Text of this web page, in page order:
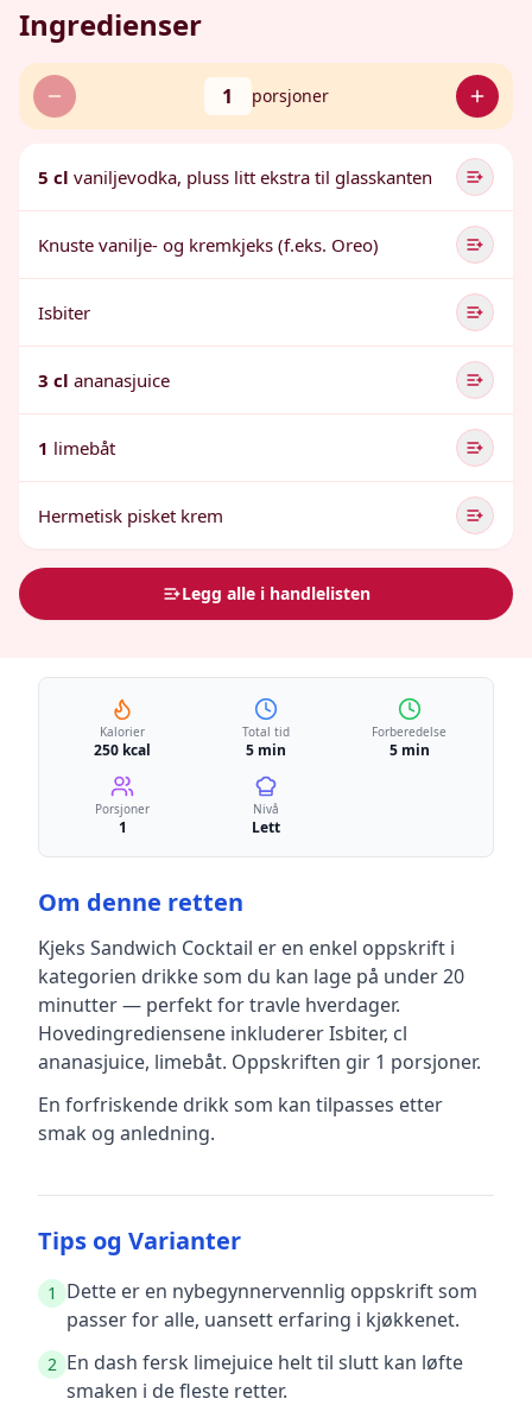
Ingredienser
1 porsjoner
5 cl vaniljevodka, pluss litt ekstra til glasskanten
Knuste vanilje- og kremkjeks (f.eks. Oreo)
Isbiter
3 cl ananasjuice
1 limebåt
Hermetisk pisket krem
Legg alle i handlelisten
Kalorier
250 kcal
Total tid
5 min
Forberedelse
5 min
Porsjoner
1
Nivå
Lett
Om denne retten
Kjeks Sandwich Cocktail er en enkel oppskrift i
kategorien drikkesom du kan lage på under 20
minutter — perfekt for travle hverdager.
Hovedingrediensene inkludererIsbiter, cl
ananasjuice, limebåt. Oppskriften gir 1 porsjoner.
En forfriskende drikk som kan tilpasses etter
smak og anledning.
Tips og Varianter
1
Dette er en nybegynnervennlig oppskrift som
passer for alle, uansett erfaring i kjøkkenet.
2 En dash fersk limejuice helt til slutt kan løfte
smaken i de fleste retter.